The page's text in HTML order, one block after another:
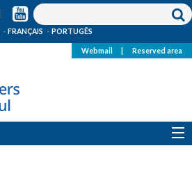
FRANÇAIS PORTUGÊS
Webmail Reserved area